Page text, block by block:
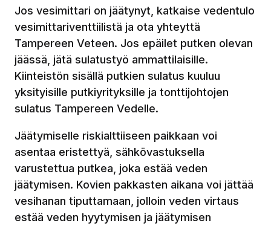
Jos vesimittari on jäätynyt, katkaise vedentulo
vesimittariventtiilistä ja ota yhteyttä
Tampereen Veteen. Jos epäilet putken olevan
jäässä, jätä sulatustyö ammattilaisille.
Kiinteistön sisällä putkien sulatus kuuluu
yksityisille putkiyrityksille ja tonttijohtojen
sulatus Tampereen Vedelle.
Jäätymiselle riskialttiiseen paikkaan voi
asentaa eristettyä, sähkövastuksella
varustettua putkea, joka estää veden
jäätymisen. Kovien pakkasten aikana voi jättää
vesihanan tiputtamaan, jolloin veden virtaus
estää veden hyytymisen ja jäätymisen